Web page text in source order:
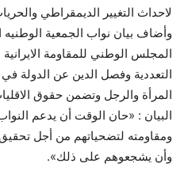
لاحداث التغيير الديمقراطي
وأضاف بيان نواب الجمعية
المجلس الوطني للمقاومة
التعددية وفصل الدين عن الدولة في
المرأة والرجل وتضمن حقوق
البيان : «حان الوقت أن يدعم
ومقاومته لتضحياتهم من أجل تحقيق
وأن يشجعوهم على ذلك».